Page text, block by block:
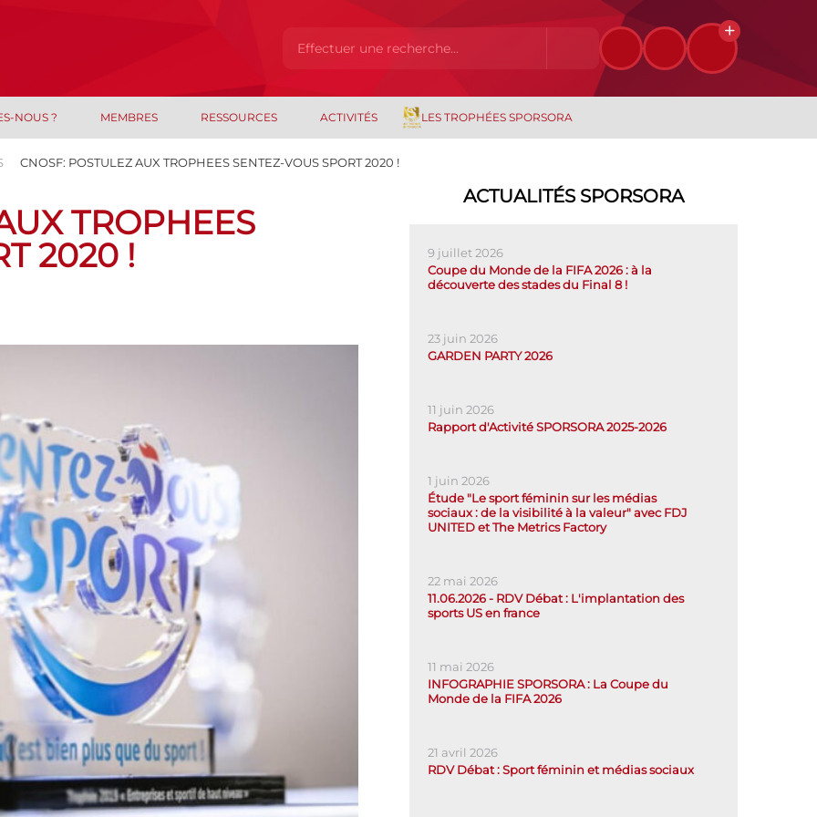
NOUS ? MEMBRES RESSOURCES ACTIVITÉS LES TROPHÉES SPORSORA
CNOSF: POSTULEZ AUX TROPHEES SENTEZ-VOUS SPORT 2020 !
TROPHEES
2020 !
ACTUALITÉS SPORSORA
9 juillet 2026
Coupe du Monde de la FIFA 2026 : à la
découverte des stades du Final 8 !
23 juin 2026
GARDEN PARTY 2026
11 juin 2026
Rapport d'Activité SPORSORA 2025-2026
1 juin 2026
Étude "Le sport féminin sur les médias
sociaux : de la visibilité à la valeur" avec FDJ
UNITED et The Metrics Factory
22 mai 2026
11.06.2026 - RDV Débat : L'implantation des
sports US en france
11 mai 2026
INFOGRAPHIE SPORSORA : La Coupe du
Monde de la FIFA 2026
21 avril 2026
RDV Débat : Sport féminin et médias sociaux